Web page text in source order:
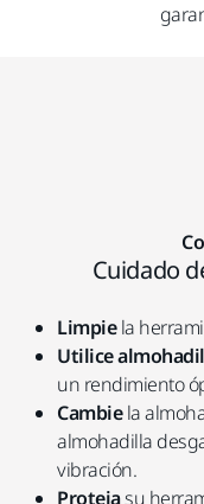
Cuidado
Limpiela
Utilice
un rendimiento
Cambiela
almohadilla
vibración.
Protejasu